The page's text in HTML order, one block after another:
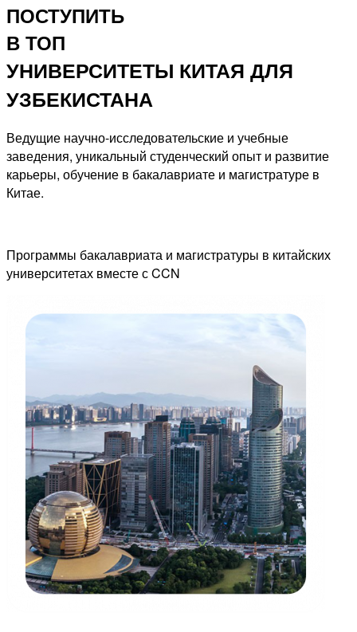
ПОСТУПИТЬ
В ТОП
УНИВЕРСИТЕТЫ КИТАЯ ДЛЯ
УЗБЕКИСТАНА
Ведущие научно-исследовательские и учебные
заведения, уникальный студенческий опыт и развитие
карьеры, обучение в бакалавриате и магистратуре в
Китае.
Программы бакалавриата и магистратуры в китайских
университетах вместе с CCN